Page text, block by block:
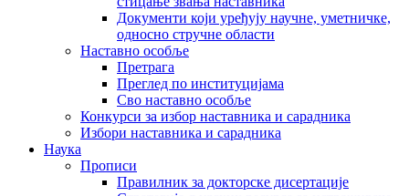
Документи који уређују научне, уметничке,
односно стручне области
Наставно особље
Претрага
Преглед по институцијама
Сво наставно особље
Конкурси за избор наставника и сарадника
Избори наставника и сарадника
Наука
Прописи
Правилник за докторске дисертације